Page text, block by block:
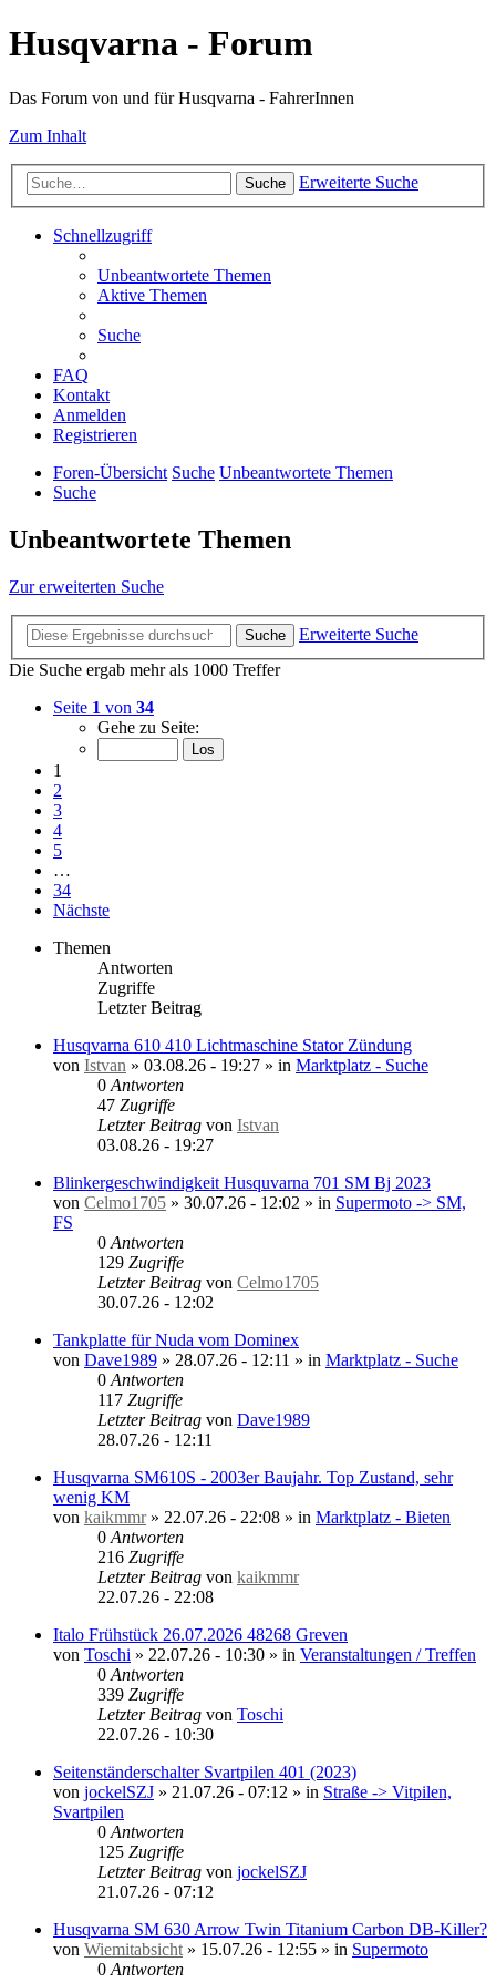
Husqvarna - Forum
Das Forum von und für Husqvarna - FahrerInnen
Zum Inhalt
Suche Erweiterte Suche
Schnellzugriff
Unbeantwortete Themen
Aktive Themen
Suche
FAQ
Kontakt
Anmelden
Registrieren
Foren-Übersicht Suche Unbeantwortete Themen
Suche
Unbeantwortete Themen
Zur erweiterten Suche
Suche
Erweiterte Suche
Die Suche ergab mehr als 1000 Treffer
Seite 1 von 34
Gehe zu Seite:
1
2
3
4
5
…
34
Nächste
Themen
Antworten
Zugriffe
Letzter Beitrag
Husqvarna 610 410 Lichtmaschine Stator Zündung
von Istvan » 03.08.26 - 19:27 » in Marktplatz - Suche
0 Antworten
47 Zugriffe
Letzter Beitrag von Istvan
03.08.26 - 19:27
Blinkergeschwindigkeit Husquvarna 701 SM Bj 2023
von Celmo1705 » 30.07.26 - 12:02 » in Supermoto -> SM,
FS
0 Antworten
129 Zugriffe
Letzter Beitrag von Celmo1705
30.07.26 - 12:02
Tankplatte für Nuda vom Dominex
von Dave1989 » 28.07.26 - 12:11 » in Marktplatz - Suche
0 Antworten
117 Zugriffe
Letzter Beitrag von Dave1989
28.07.26 - 12:11
Husqvarna SM610S - 2003er Baujahr. Top Zustand, sehr
wenig KM
von kaikmmr» 22.07.26 - 22:08 » in Marktplatz - Bieten
0 Antworten
216 Zugriffe
Letzter Beitrag von kaikmmr
22.07.26 - 22:08
Italo Frühstück 26.07.2026 48268 Greven
von Toschi » 22.07.26 - 10:30 » in Veranstaltungen / Treffen
0 Antworten
339 Zugriffe
Letzter Beitrag von Toschi
22.07.26 - 10:30
Seitenständerschalter Svartpilen 401 (2023)
von jockelSZJ » 21.07.26 - 07:12 » in Straße -> Vitpilen,
Svartpilen
0 Antworten
125 Zugriffe
Letzter Beitrag von jockelSZJ
21.07.26 - 07:12
Husqvarna SM 630 Arrow Twin Titanium Carbon DB-Killer?
von Wiemitabsicht » 15.07.26 - 12:55 » in Supermoto
0 Antworten